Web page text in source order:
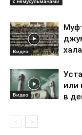
Видео
Видео
или
в